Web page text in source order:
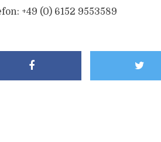
+49 (0) 6152 9553589